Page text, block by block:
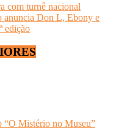
com turnê nacional
anuncia Don L, Ebony e
edição
“O Mistério no Museu”